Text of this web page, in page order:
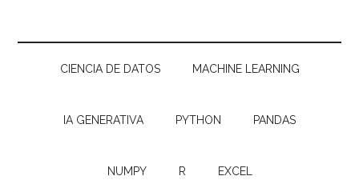
CIENCIA DE DATOS MACHINE LEARNING
IA GENERATIVA PYTHON PANDAS
NUMPY R EXCEL